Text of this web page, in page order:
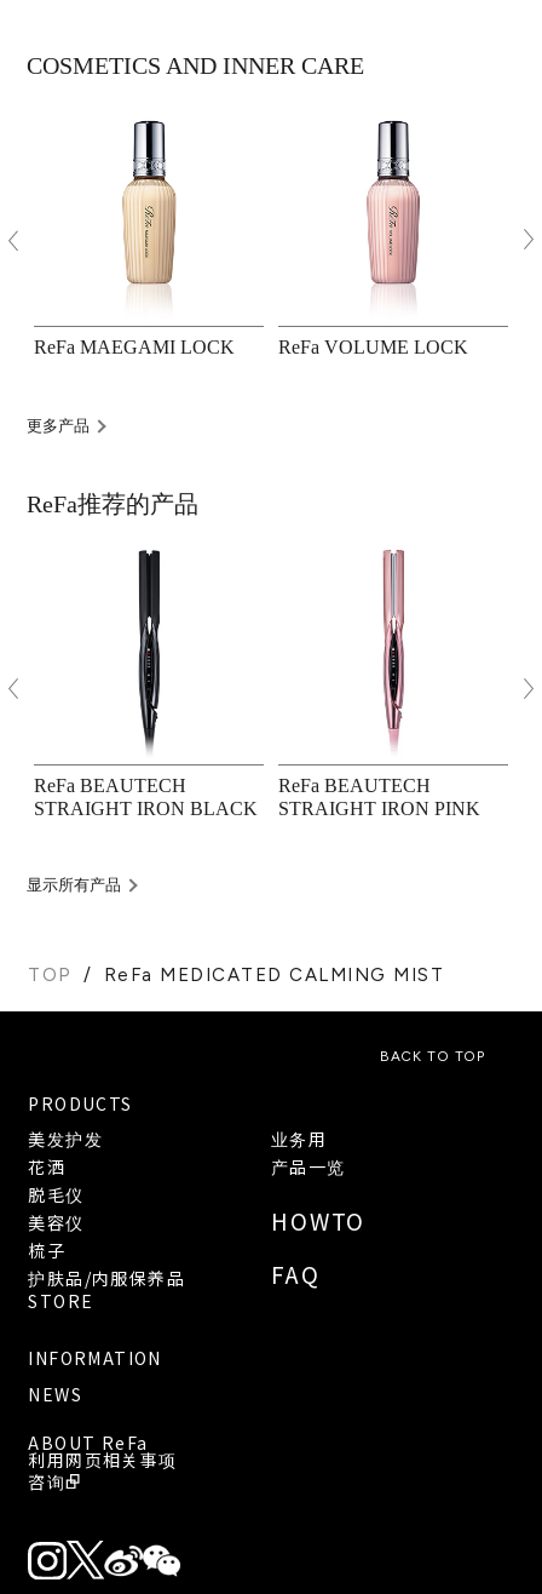
COSMETICS AND INNER CARE
ReFa MAEGAMI LOCK ReFa VOLUME LOCK
更多产品
ReFa推荐的产品
ReFa BEAUTECH
STRAIGHT IRON BLACK
ReFa BEAUTECH
STRAIGHT IRON PINK
显示所有产品
TOP ReFa MEDICATED CALMING MIST
BACK TO TOP
PRODUCTS
美发护发
花洒
脱毛仪
美容仪
梳子
护肤品/内服保养品
业务用
产品一览
HOWTO
FAQ
STORE
INFORMATION
NEWS
ABOUT ReFa
利用网页相关事项
咨询